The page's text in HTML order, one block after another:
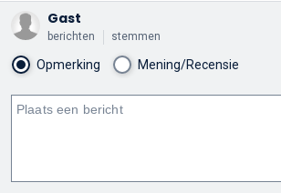
Gast
berichten stemmen
Opmerking Mening/Recensie